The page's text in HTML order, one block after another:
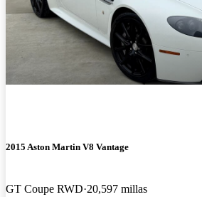
2015 Aston Martin V8 Vantage
GT Coupe RWD 20,597 millas